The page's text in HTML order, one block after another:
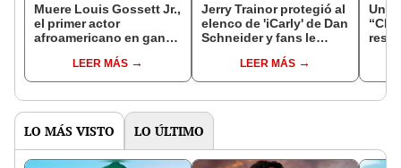
Muere Louis Gossett Jr.,
el primer actor
afroamericano en ganar
LEER MÁS
Jerry Trainor protegió al
elenco de 'iCarly' de Dan
Schneider y fans le
LEER MÁS
Una
LO MÁS VISTO LO ÚLTIMO